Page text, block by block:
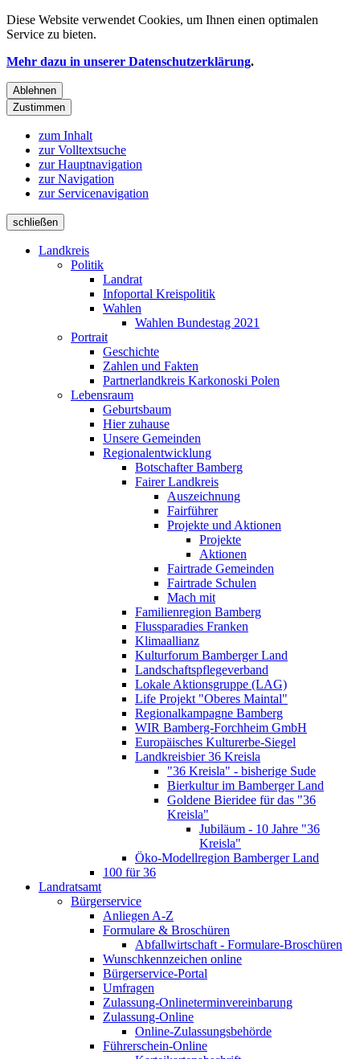
Diese Website verwendet Cookies, um Ihnen einen optimalen
Service zu bieten.
Mehr dazu in unserer Datenschutzerklärung.
Ablehnen
Zustimmen
zum Inhalt
zur Volltextsuche
zur Hauptnavigation
zur Navigation
zur Servicenavigation
schließen
Landkreis
Politik
Landrat
Infoportal Kreispolitik
Wahlen
Wahlen Bundestag 2021
Portrait
Geschichte
Zahlen und Fakten
Partnerlandkreis Karkonoski Polen
Lebensraum
Geburtsbaum
Hier zuhause
Unsere Gemeinden
Regionalentwicklung
Botschafter Bamberg
Fairer Landkreis
Auszeichnung
Fairführer
Projekte und Aktionen
Projekte
Aktionen
Fairtrade Gemeinden
Fairtrade Schulen
Mach mit
Familienregion Bamberg
Flussparadies Franken
Klimaallianz
Kulturforum Bamberger Land
Landschaftspflegeverband
Lokale Aktionsgruppe (LAG)
Life Projekt "Oberes Maintal"
Regionalkampagne Bamberg
WIR Bamberg-Forchheim GmbH
Europäisches Kulturerbe-Siegel
Landkreisbier 36 Kreisla
"36 Kreisla" - bisherige Sude
Bierkultur im Bamberger Land
Goldene Bieridee für das "36
Kreisla"
Jubiläum - 10 Jahre "36
Kreisla"
Öko-Modellregion Bamberger Land
100 für 36
Landratsamt
Bürgerservice
Anliegen A-Z
Formulare & Broschüren
Abfallwirtschaft - Formulare-Broschüren
Wunschkennzeichen online
Bürgerservice-Portal
Umfragen
Zulassung-Onlineterminvereinbarung
Zulassung-Online
Online-Zulassungsbehörde
Führerschein-Online